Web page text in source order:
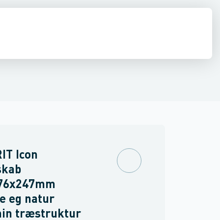
Icon
eg natur
træstruktur